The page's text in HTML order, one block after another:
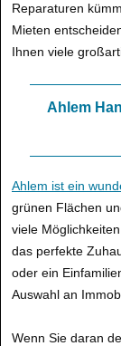
Reparaturen
Mieten
Ihnen viele
Ahlem
Ahlem ist ein
grünen Flächen
viele
das perfekte
oder ein
Auswahl an
Wenn Sie daran